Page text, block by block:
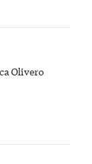
Olivero